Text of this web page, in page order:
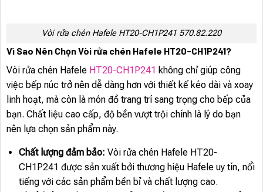
Vòi rửa chén Hafele HT20-CH1P241 570.82.220
Vì Sao Nên Chọn Vòi rửa chén Hafele HT20-CH1P241?
Vòi rửa chén Hafele HT20-CH1P241 không chỉ giúp công
việc bếp núc trở nên dễ dàng hơn với thiết kế kéo dài và xoay
linh hoạt, mà còn là món đồ trang trí sang trọng cho bếp của
bạn. Chất liệu cao cấp, độ bền vượt trội chính là lý do bạn
nên lựa chọn sản phẩm này.
Chất lượng đảm bảo: Vòi rửa chén Hafele HT20-
CH1P241 được sản xuất bởi thương hiệu Hafele uy tín, nổi
tiếng với các sản phẩm bền bỉ và chất lượng cao.